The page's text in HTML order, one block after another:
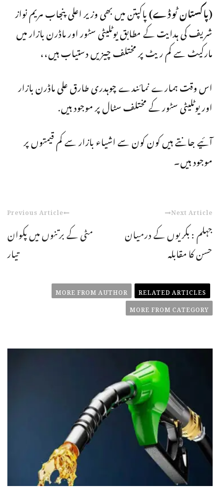
(پاکستان ٹوڈے)پاکپتن میں بھی وزیر اعلی پنجاب مریم نواز
شریف کی ہدایت کے مطابق یوٹلیٹی سٹور اور ماڈرن بازار میں
مارکیٹ سے کم ریٹ پر مختلف چیزیں دستیاب ہیں،،
اس وقت ہمارے نمائندے چوہدری طارق علی ماڈرن بازار
اور یوٹلیٹی سٹور کے مختلف سٹال پر موجود ہیں.
آئیے جانتے ہیں کون کون سے اشیاء بازار سے کم قیمتوں پر
موجود ہیں۔
Previous Article
مٹی کے برتنوں میں پکوان
تیار
Next Article
جہلم : بکریوں کے درمیان
حسن کا مقابلہ
RELATED ARTICLES
MORE FROM AUTHOR
MORE FROM CATEGORY